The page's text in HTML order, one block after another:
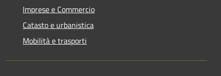
Imprese e Commercio
Catasto e urbanistica
Mobilità e trasporti